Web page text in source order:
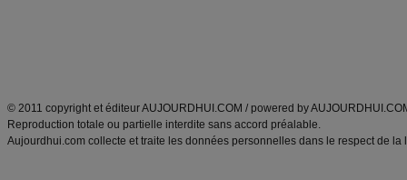
© 2011 copyright et éditeur AUJOURDHUI.COM / powered by
Reproduction totale ou partielle interdite sans accord préalable.
Aujourdhui.com collecte et traite les données personnelles dans le respect de